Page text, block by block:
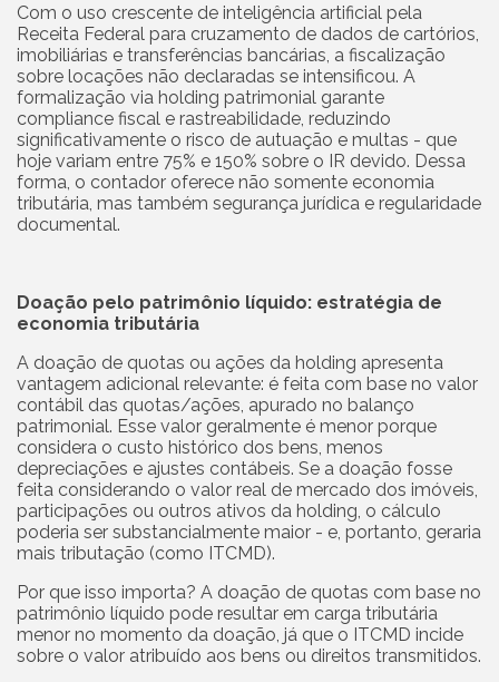
Com o uso crescente de inteligência artificial pela
Receita Federal para cruzamento de dados de cartórios,
imobiliárias e transferências bancárias, a fiscalização
sobre locações não declaradas se intensificou. A
formalização via holding patrimonial garante
compliance fiscal e rastreabilidade, reduzindo
significativamente o risco de autuação e multas - que
hoje variam entre 75% e 150% sobre o IR devido. Dessa
forma, o contador oferece não somente economia
tributária, mas também segurança jurídica e regularidade
documental.
Doação pelo patrimônio líquido: estratégia de
economia tributária
A doação de quotas ou ações da holding apresenta
vantagem adicional relevante: é feita com base no valor
contábil das quotas/ações, apurado no balanço
patrimonial. Esse valor geralmente é menor porque
considera o custo histórico dos bens, menos
depreciações e ajustes contábeis. Se a doação fosse
feita considerando o valor real de mercado dos imóveis,
participações ou outros ativos da holding, o cálculo
poderia ser substancialmente maior - e, portanto, geraria
mais tributação (como ITCMD).
Por que isso importa? A doação de quotas com base no
patrimônio líquido pode resultar em carga tributária
menor no momento da doação, já que o ITCMD incide
sobre o valor atribuído aos bens ou direitos transmitidos.